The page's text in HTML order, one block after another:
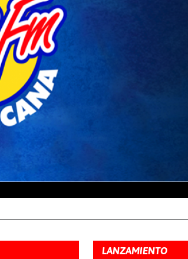
LANZAMIENTO